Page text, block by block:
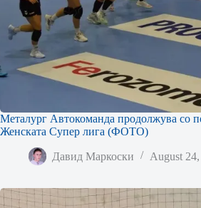
Металург Автокоманда продолжува со
Женската Супер лига (ФОТО)
Давид Маркоски August